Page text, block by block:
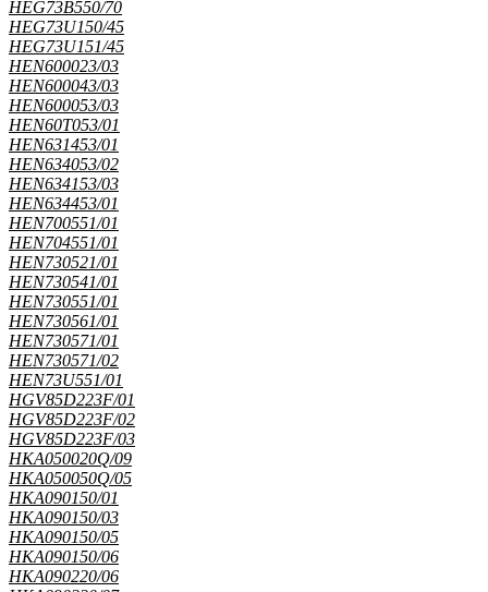
HEG73B550/70
HEG73U150/45
HEG73U151/45
HEN600023/03
HEN600043/03
HEN600053/03
HEN60T053/01
HEN631453/01
HEN634053/02
HEN634153/03
HEN634453/01
HEN700551/01
HEN704551/01
HEN730521/01
HEN730541/01
HEN730551/01
HEN730561/01
HEN730571/01
HEN730571/02
HEN73U551/01
HGV85D223F/01
HGV85D223F/02
HGV85D223F/03
HKA050020Q/09
HKA050050Q/05
HKA090150/01
HKA090150/03
HKA090150/05
HKA090150/06
HKA090220/06